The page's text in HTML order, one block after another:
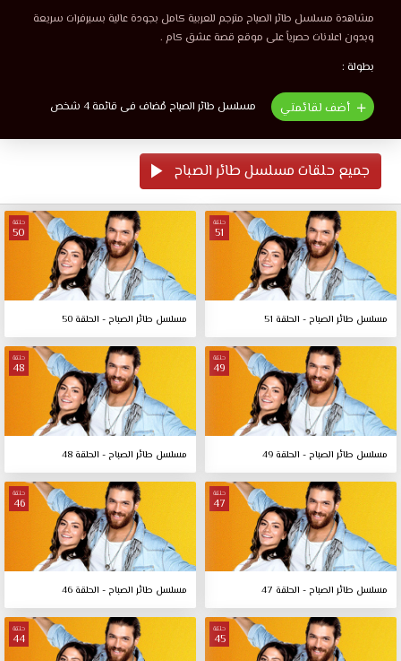
مشاهدة مسلسل طائر الصباح مترجم للعربية كامل بجودة عالية بسيرفرات سريعة
وبدون اعلانات حصرياً على موقع قصة عشق كام .
بطولة :
أضف لقائمتي مسلسل طائر الصباح مُضاف فى قائمة 4 شخص
جميع حلقات مسلسل طائر الصباح
حلقة
51
مسلسل طائر الصباح - الحلقة 51
حلقة
50
مسلسل طائر الصباح - الحلقة 50
حلقة
49
مسلسل طائر الصباح - الحلقة 49
حلقة
48
مسلسل طائر الصباح - الحلقة 48
حلقة
47
مسلسل طائر الصباح - الحلقة 47
حلقة
46
مسلسل طائر الصباح - الحلقة 46
حلقة
45
حلقة
44